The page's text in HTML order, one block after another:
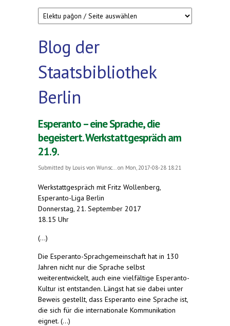
Blog der
Staatsbibliothek
Berlin
Esperanto – eine Sprache, die
begeistert. Werkstattgespräch am
21.9.
Submitted by Louis von Wunsc... on Mon, 2017-08-28 18:21
Werkstattgespräch mit Fritz Wollenberg,
Esperanto-Liga Berlin
Donnerstag, 21. September 2017
18.15 Uhr
(...)
Die Esperanto-Sprachgemeinschaft hat in 130
Jahren nicht nur die Sprache selbst
weiterentwickelt, auch eine vielfältige Esperanto-
Kultur ist entstanden. Längst hat sie dabei unter
Beweis gestellt, dass Esperanto eine Sprache ist,
die sich für die internationale Kommunikation
eignet. (...)